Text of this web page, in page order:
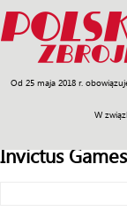
Od 25 maja 2018 r.
W
Armia Poligon
Invictus